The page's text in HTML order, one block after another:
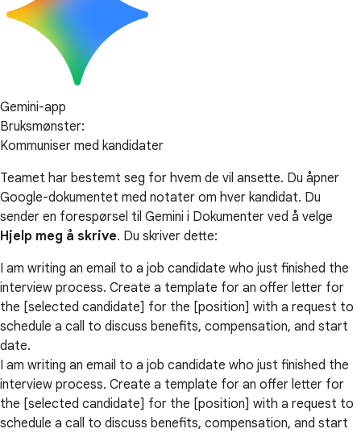
Gemini-app
Bruksmønster:
Kommuniser med kandidater
Teamet har bestemt seg for hvem de vil ansette. Du åpner
Google-dokumentet med notater om hver kandidat. Du
sender en forespørsel til Gemini i Dokumenter ved å velge
Hjelp meg å skrive. Du skriver dette:
I am writing an email to a job candidate who just finished the
interview process. Create a template for an offer letter for
the [selected candidate] for the [position] with a request to
schedule a call to discuss benefits, compensation, and start
date.
I am writing an email to a job candidate who just finished the
interview process. Create a template for an offer letter for
the [selected candidate] for the [position] with a request to
schedule a call to discuss benefits, compensation, and start